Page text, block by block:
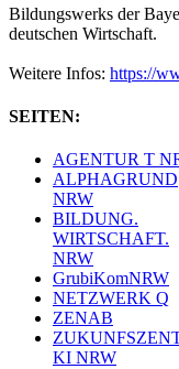
Bildungswerks der
deutschen Wirtschaft.
Weitere Infos: https://
SEITEN:
AGENTUR T
ALPHAGRUND
NRW
BILDUNG.
WIRTSCHAFT.
NRW
GrubiKomNRW
NETZWERK Q
ZENAB
KI NRW